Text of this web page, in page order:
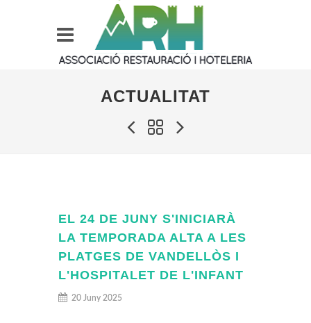
ACTUALITAT
EL 24 DE JUNY S'INICIARÀ
LA TEMPORADA ALTA A LES
PLATGES DE VANDELLÒS I
L'HOSPITALET DE L'INFANT
20 Juny 2025